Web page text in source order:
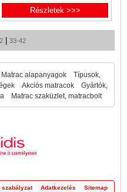
Részletek >>>
| 33-42
Matrac alapanyagok
Típusok,
Akciós matracok
Gyártók,
Matrac szaküzlet, matracbolt
szabályzat Adatkezelés Sitemap